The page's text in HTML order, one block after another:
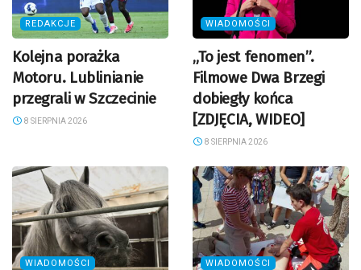
REDAKCJE
Kolejna porażka
Motoru. Lublinianie
przegrali w Szczecinie
8 SIERPNIA 2026
WIADOMOŚCI
„To jest fenomen”.
Filmowe Dwa Brzegi
dobiegły końca
[ZDJĘCIA, WIDEO]
8 SIERPNIA 2026
WIADOMOŚCI WIADOMOŚCI